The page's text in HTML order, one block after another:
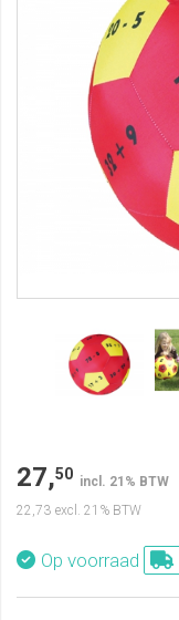
27,50 incl. 21% BTW
22,73 excl. 21% BTW
Op voorraad